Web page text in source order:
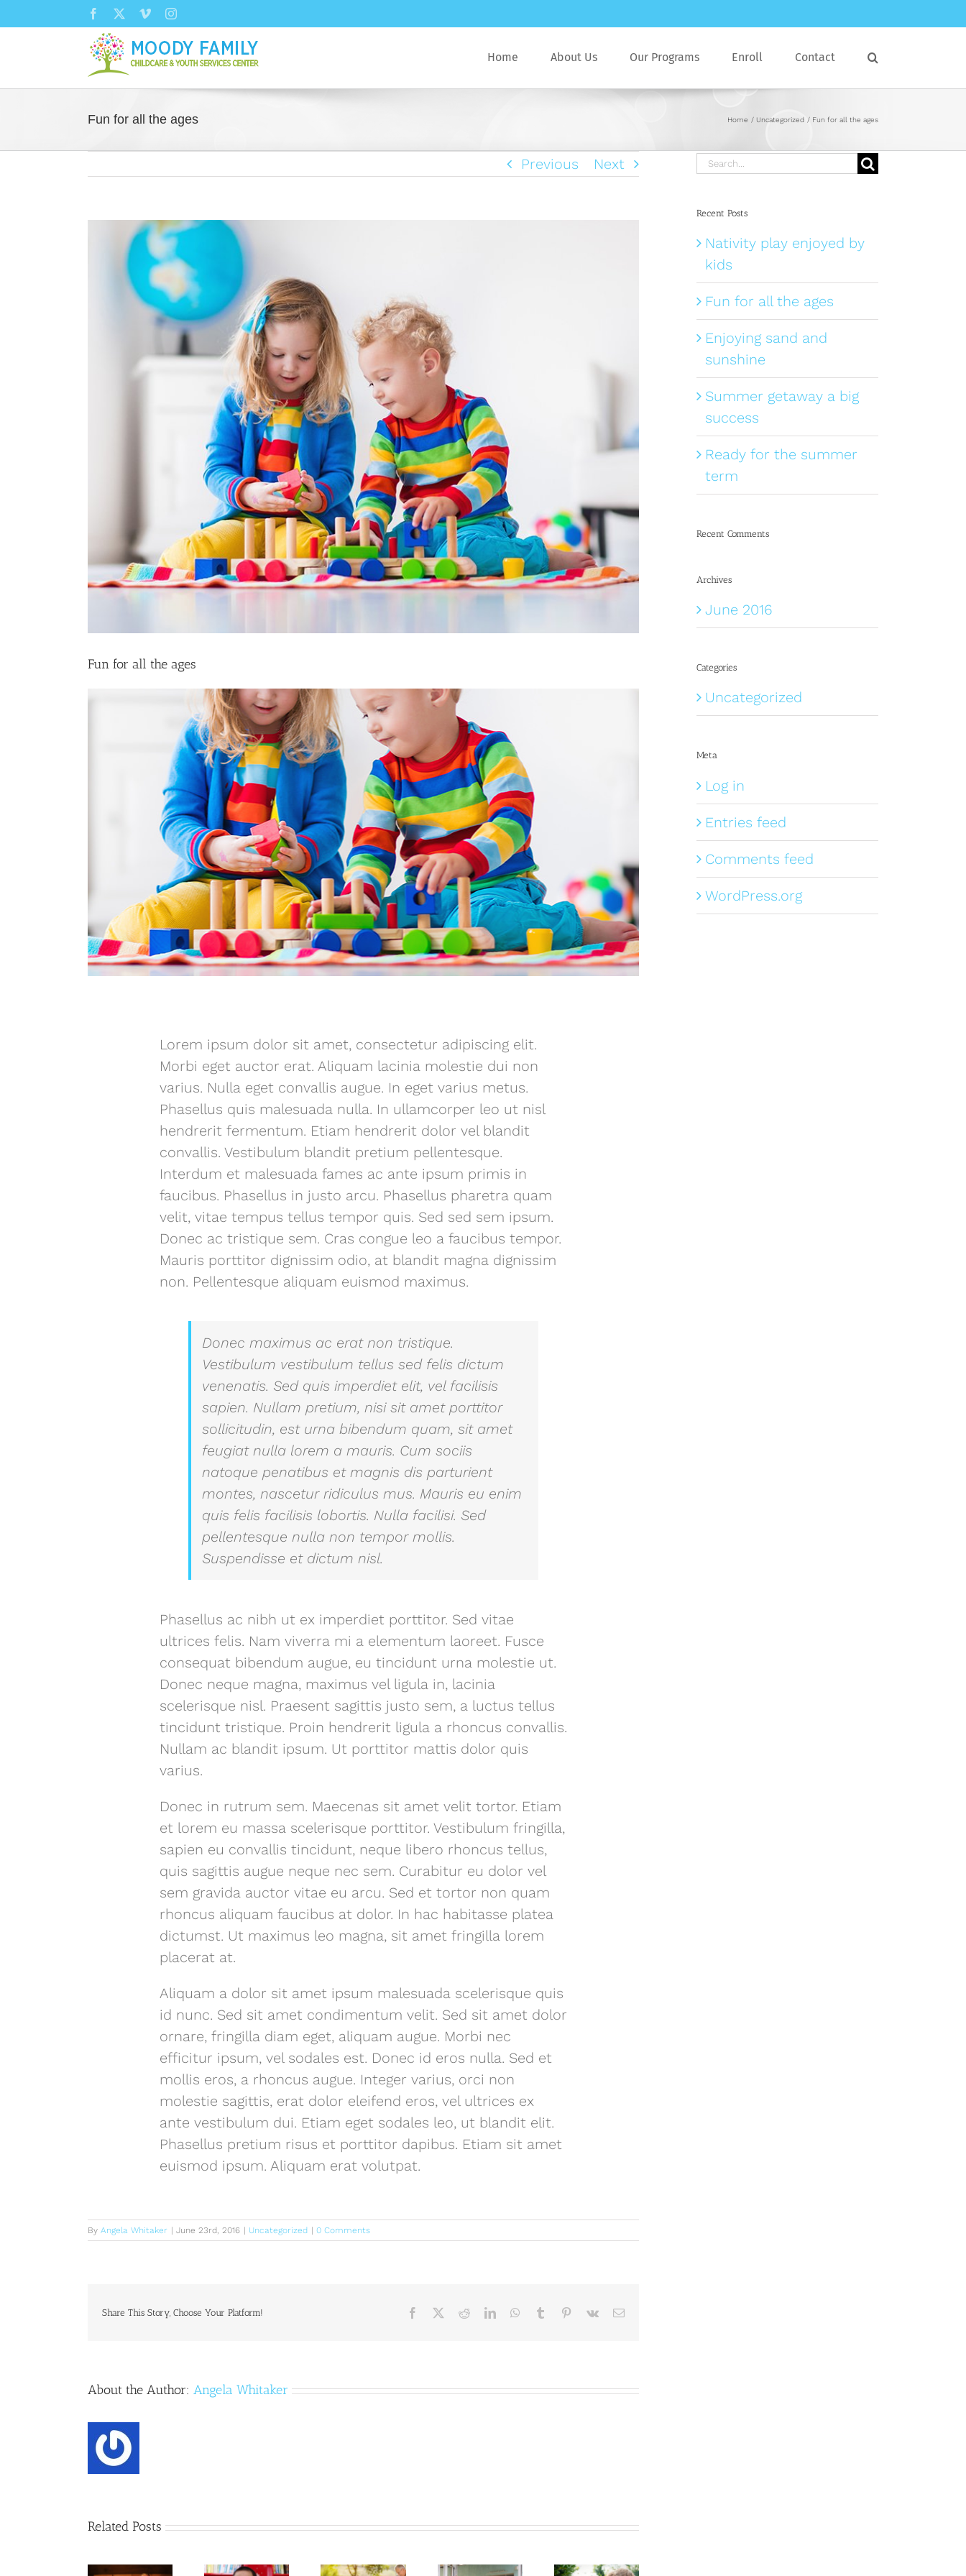
to
Facebook VimeoInstagram
Home About Us Our Programs Enroll Contact
Fun for all the ages Home Uncategorized Fun for all the ages
Previous Next
Larger
Image
Fun for all the ages
Lorem ipsum dolor sit amet, consectetur adipiscing elit.
Morbi eget auctor erat. Aliquam lacinia molestie dui non
varius. Nulla eget convallis augue. In eget varius metus.
Phasellus quis malesuada nulla. In ullamcorper leo ut nisl
hendrerit fermentum. Etiam hendrerit dolor vel blandit
convallis. Vestibulum blandit pretium pellentesque.
Interdum et malesuada fames ac ante ipsum primis in
faucibus. Phasellus in justo arcu. Phasellus pharetra quam
velit, vitae tempus tellus tempor quis. Sed sed sem ipsum.
Donec ac tristique sem. Cras congue leo a faucibus tempor.
Mauris porttitor dignissim odio, at blandit magna dignissim
non. Pellentesque aliquam euismod maximus.
Donec maximus ac erat non tristique.
Vestibulum vestibulum tellus sed felis dictum
venenatis. Sed quis imperdiet elit, vel facilisis
sapien. Nullam pretium, nisi sit amet porttitor
sollicitudin, est urna bibendum quam, sit amet
feugiat nulla lorem a mauris. Cum sociis
natoque penatibus et magnis dis parturient
montes, nascetur ridiculus mus. Mauris eu enim
quis felis facilisis lobortis. Nulla facilisi. Sed
pellentesque nulla non tempor mollis.
Suspendisse et dictum nisl.
Phasellus ac nibh ut ex imperdiet porttitor. Sed vitae
ultrices felis. Nam viverra mi a elementum laoreet. Fusce
consequat bibendum augue, eu tincidunt urna molestie ut.
Donec neque magna, maximus vel ligula in, lacinia
scelerisque nisl. Praesent sagittis justo sem, a luctus tellus
tincidunt tristique. Proin hendrerit ligula a rhoncus convallis.
Nullam ac blandit ipsum. Ut porttitor mattis dolor quis
varius.
Donec in rutrum sem. Maecenas sit amet velit tortor. Etiam
et lorem eu massa scelerisque porttitor. Vestibulum fringilla,
sapien eu convallis tincidunt, neque libero rhoncus tellus,
quis sagittis augue neque nec sem. Curabitur eu dolor vel
sem gravida auctor vitae eu arcu. Sed et tortor non quam
rhoncus aliquam faucibus at dolor. In hac habitasse platea
dictumst. Ut maximus leo magna, sit amet fringilla lorem
placerat at.
Aliquam a dolor sit amet ipsum malesuada scelerisque quis
id nunc. Sed sit amet condimentum velit. Sed sit amet dolor
ornare, fringilla diam eget, aliquam augue. Morbi nec
efficitur ipsum, vel sodales est. Donec id eros nulla. Sed et
mollis eros, a rhoncus augue. Integer varius, orci non
molestie sagittis, erat dolor eleifend eros, vel ultrices ex
ante vestibulum dui. Etiam eget sodales leo, ut blandit elit.
Phasellus pretium risus et porttitor dapibus. Etiam sit amet
euismod ipsum. Aliquam erat volutpat.
By Angela Whitaker June 23rd, 2016 Uncategorized 0 Comments
Share This Story, Choose Your Platform! Facebook RedditLinkedInWhatsApp
Tumblr Pinterest
Vk Email
About the Author: Angela Whitaker
Related Posts
Search
Recent Posts
Nativity play enjoyed by
kids
Fun for all the ages
Enjoying sand and
sunshine
Summer getaway a big
success
Ready for the summer
term
Recent Comments
Archives
June 2016
Categories
Uncategorized
Meta
Log in
Entries feed
Comments feed
WordPress.org